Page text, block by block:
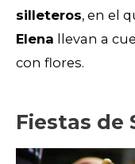
silleteros, en el
Elena llevan a
con flores.
Fiestas de